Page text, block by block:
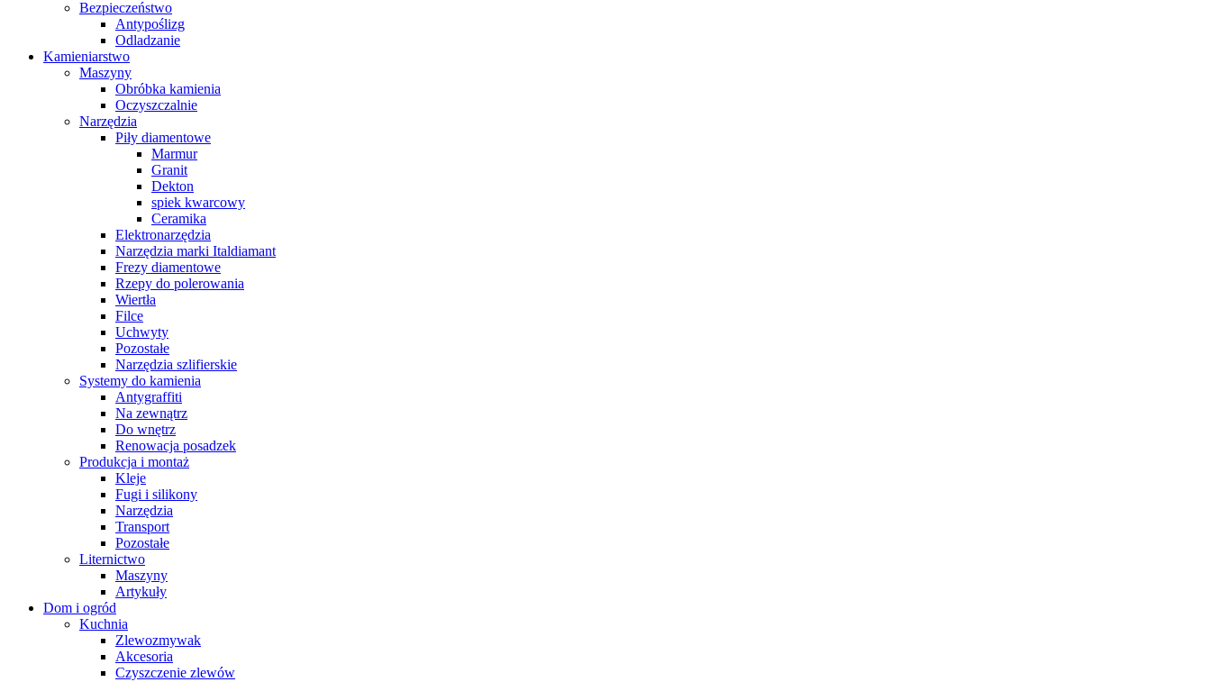
Bezpieczeństwo
Antypoślizg
Odladzanie
Kamieniarstwo
Maszyny
Obróbka kamienia
Oczyszczalnie
Narzędzia
Piły diamentowe
Marmur
Granit
Dekton
spiek kwarcowy
Ceramika
Elektronarzędzia
Narzędzia marki Italdiamant
Frezy diamentowe
Rzepy do polerowania
Wiertła
Filce
Uchwyty
Pozostałe
Narzędzia szlifierskie
Systemy do kamienia
Antygraffiti
Na zewnątrz
Do wnętrz
Renowacja posadzek
Produkcja i montaż
Kleje
Fugi i silikony
Narzędzia
Transport
Pozostałe
Liternictwo
Maszyny
Artykuły
Dom i ogród
Kuchnia
Zlewozmywak
Akcesoria
Czyszczenie zlewów